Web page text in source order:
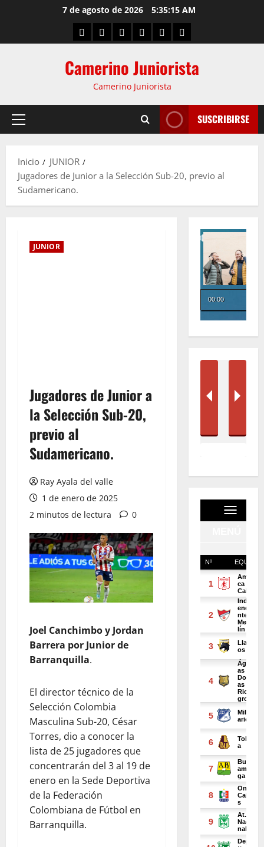
7 de agosto de 2026 5:35:16 AM
Camerino Juniorista
Camerino Juniorista
SUSCRIBIRSE
Inicio
JUNIOR
Jugadores de Junior a la Selección Sub-20, previo al
Sudamericano.
JUNIOR
Jugadores de Junior a
la Selección Sub-20,
previo al
Sudamericano.
Ray Ayala del valle
1 de enero de 2025
2 minutos de lectura
0
Joel Canchimbo y Jordan
Barrera por Junior de
Barranquilla.
El director técnico de la
Selección Colombia
Masculina Sub-20, César
Torres, dio a conocer la
lista de 25 jugadores que
concentrarán del 3 al 19 de
enero en la Sede Deportiva
de la Federación
Colombiana de Fútbol en
Barranquilla.